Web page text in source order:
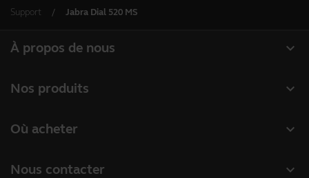
Support Jabra Dial 520 MS
expand_more
À propos de nous
Durabilité
expand_more
Nos produits
Caméras de visioconférence
expand_more
Où acheter
expand_more
Nous contacter